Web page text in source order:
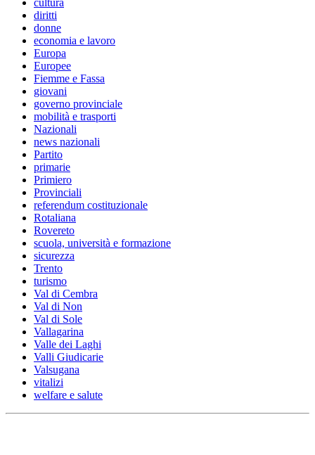
diritti
donne
economia e lavoro
Europa
Europee
Fiemme e Fassa
giovani
governo provinciale
mobilità e trasporti
Nazionali
news nazionali
Partito
primarie
Primiero
Provinciali
referendum costituzionale
Rotaliana
Rovereto
scuola, università e formazione
sicurezza
Trento
turismo
Val di Cembra
Val di Non
Val di Sole
Vallagarina
Valle dei Laghi
Valli Giudicarie
Valsugana
vitalizi
welfare e salute